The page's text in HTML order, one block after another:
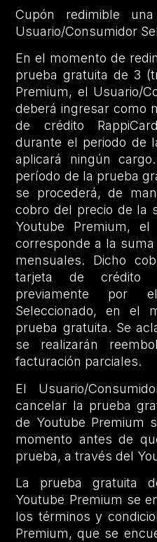
Cupón redimible
Usuario/Consumidor
En el momento de
prueba gratuita de 3
Premium, el Usuario/
deberá ingresar como
de crédito
durante el periodo de
aplicará ningún
período de la prueba
se procederá, de
cobro del precio de la
Youtube Premium,
corresponde a la
mensuales. Dicho
tarjeta de crédito
previamente por el
Seleccionado, en el
prueba gratuita. Se
se realizarán
facturación parciales.
El Usuario/
cancelar la prueba
de Youtube Premium
momento antes de
prueba, a través del
La prueba gratuita
Youtube Premium se
los términos y
Premium, que se